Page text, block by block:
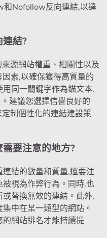
和Nofollow反向連結,以達
結?
源網站權重、相關性以及
素,以確保獲得高質量的
同一關鍵字作為錨文本,
建議您選擇信譽良好的
制個性化的連結建設策
要注意的地方?
結的數量和質量,還要注
視為作弊行為。同時,也
替換無效的連結。此外,
中在某一類型的網站。
網站排名才能持續提